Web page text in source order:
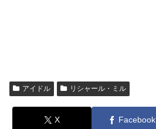
アイドル リシャール・ミル
X Facebook